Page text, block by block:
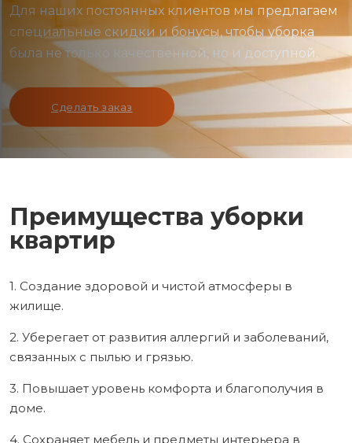
Для наших постоянных клиентов мы предлагаем
специальные скидки и бонусы, чтобы уборка
была не только качественной, но и доступной.
Сделать заказ
Преимущества уборки
квартир
1. Создание здоровой и чистой атмосферы в
жилище.
2. Уберегает от развития аллергий и заболеваний,
связанных с пылью и грязью.
3. Повышает уровень комфорта и благополучия в
доме.
4. Сохраняет мебель и предметы интерьера в